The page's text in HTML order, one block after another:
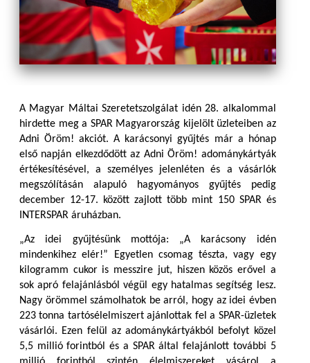
A Magyar Máltai Szeretetszolgálat idén 28. alkalommal
hirdette meg a SPAR Magyarország kijelölt üzleteiben az
Adni Öröm! akciót. A karácsonyi gyűjtés már a hónap
első napján elkezdődött az Adni Öröm! adománykártyák
értékesítésével, a személyes jelenléten és a vásárlók
megszólításán alapuló hagyományos gyűjtés pedig
december 12-17. között zajlott több mint 150 SPAR és
INTERSPAR áruházban.
„Az idei gyűjtésünk mottója: „A karácsony idén
mindenkihez elér!” Egyetlen csomag tészta, vagy egy
kilogramm cukor is messzire jut, hiszen közös erővel a
sok apró felajánlásból végül egy hatalmas segítség lesz.
Nagy örömmel számolhatok be arról, hogy az idei évben
223 tonna tartósélelmiszert ajánlottak fel a SPAR-üzletek
vásárlói. Ezen felül az adománykártyákból befolyt közel
5,5 millió forintból és a SPAR által felajánlott további 5